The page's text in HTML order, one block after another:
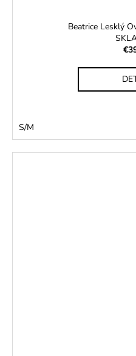
Beatrice Lesklý
S/M